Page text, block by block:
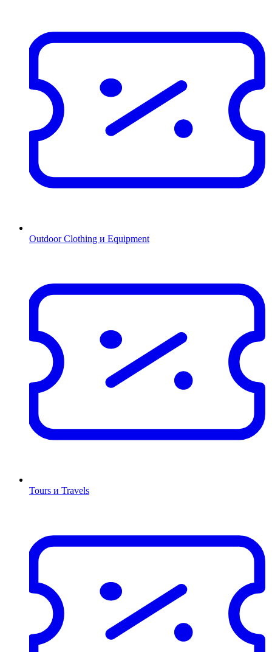
Outdoor Clothing и Equipment
Tours и Travels